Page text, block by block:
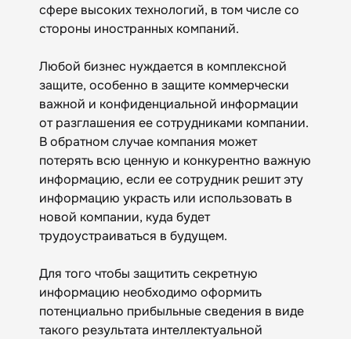
сфере высоких технологий, в том числе со
стороны иностранных компаний.
Любой бизнес нуждается в комплексной
защите, особенно в защите коммерчески
важной и конфиденциальной информации
от разглашения ее сотрудниками компании.
В обратном случае компания может
потерять всю ценную и конкурентно важную
информацию, если ее сотрудник решит эту
информацию украсть или использовать в
новой компании, куда будет
трудоустраиваться в будущем.
Для того чтобы защитить секретную
информацию необходимо оформить
потенциально прибыльные сведения в виде
такого результата интеллектуальной